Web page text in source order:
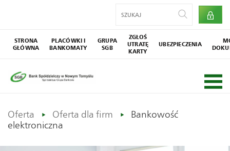
STRONA
GŁÓWNA
PLACÓWKI I
BANKOMATY
GRUPA
SGB
ZGŁOŚ
UTRATĘ
KARTY
UBEZPIECZENIA
Oferta Oferta dla firm
Bankowość
elektroniczna